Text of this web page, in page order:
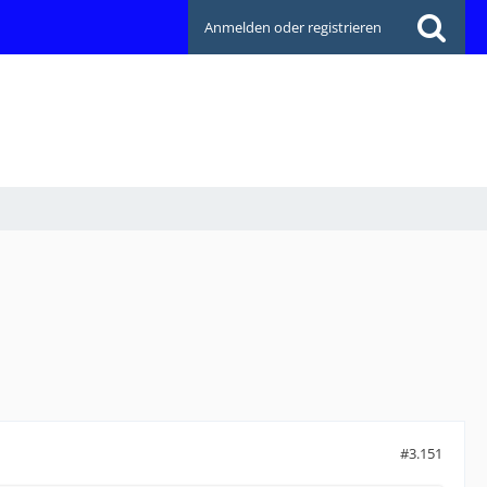
Anmelden oder registrieren
#3.151